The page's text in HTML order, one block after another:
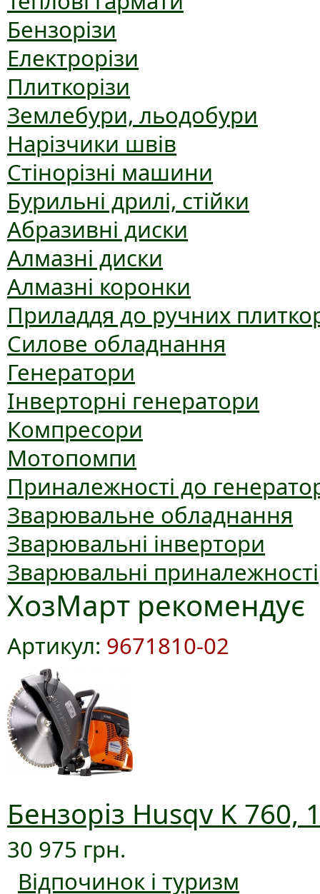
Бензорізи
Електрорізи
Плиткорізи
Землебури, льодобури
Нарізчики швів
Стінорізні машини
Бурильні дрилі, стійки
Абразивні диски
Алмазні диски
Алмазні коронки
Приладдя до ручних
Силове обладнання
Генератори
Інверторні генератори
Компресори
Мотопомпи
Приналежності до
Зварювальне обладнання
Зварювальні інвертори
Зварювальні приналежності
ХозМарт рекомендує
Артикул: 9671810-02
Бензоріз Husqv K 760,
30 975 грн.
Відпочинок і туризм